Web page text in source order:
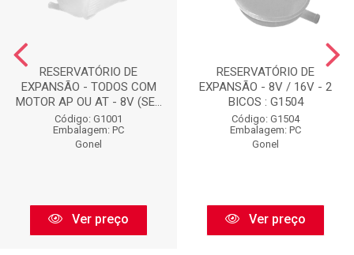
RESERVATÓRIO DE
EXPANSÃO - TODOS COM
MOTOR AP OU AT - 8V (SE...
Código: G1001
Embalagem: PC
Gonel
Ver preço
RESERVATÓRIO DE
EXPANSÃO - 8V / 16V - 2
BICOS : G1504
Código: G1504
Embalagem: PC
Gonel
Ver preço